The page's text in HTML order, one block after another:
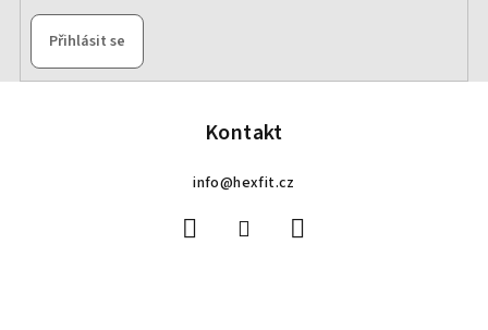
Přihlásit se
Z
Kontakt
info@hexfit.cz